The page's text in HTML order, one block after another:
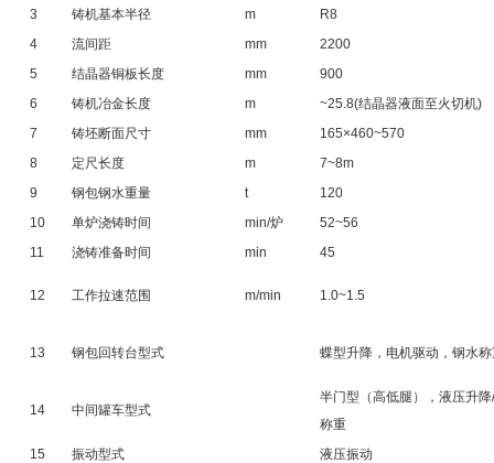
3
铸机基本半径 m
R8
4
流间距 mm
2200
5
结晶器铜板长度 mm
900
6
铸机冶金长度 m
~25.8(结晶器液面至火切机)
7
铸坯断面尺寸 mm
165×460~570
8
定尺长度 m
7~8m
9
钢包钢水重量 t
120
10
单炉浇铸时间 min/炉
52~56
11
浇铸准备时间 min 45
12 工作拉速范围 m/min 1.0~1.5
13 钢包回转台型式 蝶型升降，电机驱动，钢水称
14 中间罐车型式
半门型（高低腿），液压升
称重
15
振动型式
液压振动